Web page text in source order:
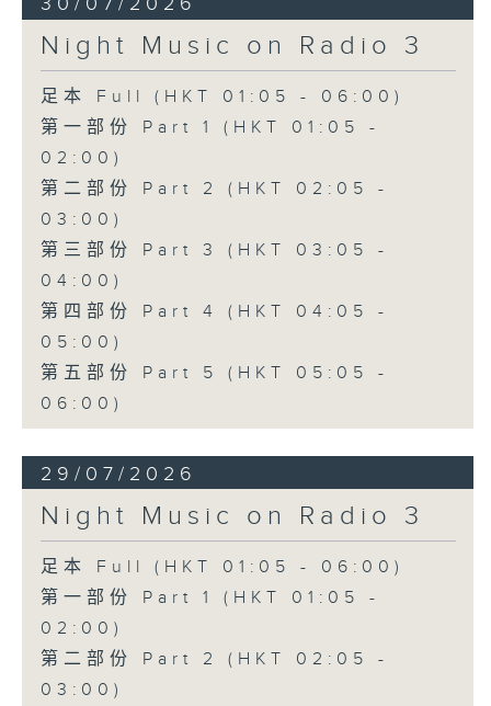
Night Music on Radio 3
足本 Full (HKT 01:05 - 06:00)
第一部份 Part 1 (HKT 01:05 -
02:00)
第二部份 Part 2 (HKT 02:05 -
03:00)
第三部份 Part 3 (HKT 03:05 -
04:00)
第四部份 Part 4 (HKT 04:05 -
05:00)
第五部份 Part 5 (HKT 05:05 -
06:00)
29/07/2026
Night Music on Radio 3
足本 Full (HKT 01:05 - 06:00)
第一部份 Part 1 (HKT 01:05 -
02:00)
第二部份 Part 2 (HKT 02:05 -
03:00)